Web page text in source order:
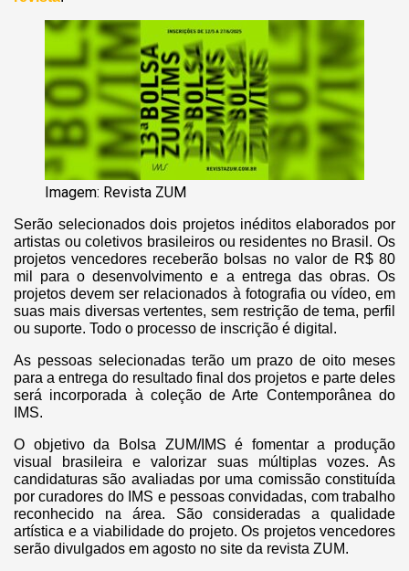
Imagem: Revista ZUM
Serão selecionados dois projetos inéditos elaborados por
artistas ou coletivos brasileiros ou residentes no Brasil. Os
projetos vencedores receberão bolsas no valor de R$ 80
mil para o desenvolvimento e a entrega das obras. Os
projetos devem ser relacionados à fotografia ou vídeo, em
suas mais diversas vertentes, sem restrição de tema, perfil
ou suporte. Todo o processo de inscrição é digital.
As pessoas selecionadas terão um prazo de oito meses
para a entrega do resultado final dos projetos e parte deles
será incorporada à coleção de Arte Contemporânea do
IMS.
O objetivo da Bolsa ZUM/IMS é fomentar a produção
visual brasileira e valorizar suas múltiplas vozes. As
candidaturas são avaliadas por uma comissão constituída
por curadores do IMS e pessoas convidadas, com trabalho
reconhecido na área. São consideradas a qualidade
artística e a viabilidade do projeto. Os projetos vencedores
serão divulgados em agosto no site da revista ZUM.